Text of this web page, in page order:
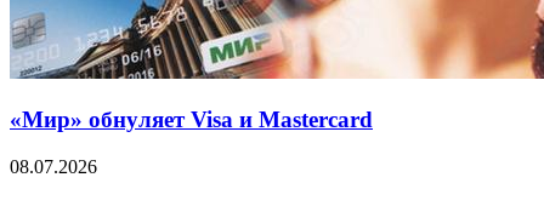
«Мир» обнуляет Visa и Mastercard
08.07.2026